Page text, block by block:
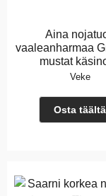
Aina
vaaleanharmaa
mustat
Veke
Osta täältä